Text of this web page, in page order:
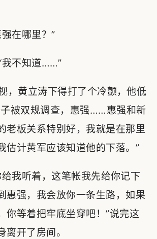
在哪里？”
不知道……”
，黄立涛下得打了个冷颤，他低
子被双规调查，惠强……惠强和新
老板关系特别好，我就是在那里
估计黄军应该知道他的下落。”
我听着，这笔帐我先给你记下
惠强，我会放你一条生路，如果
你等着把牢底坐穿吧！”说完这
离开了房间。